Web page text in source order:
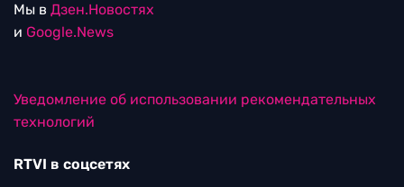
Мы в Дзен.Новостях
и Google.News
Уведомление об использовании рекомендательных
технологий
RTVI в соцсетях